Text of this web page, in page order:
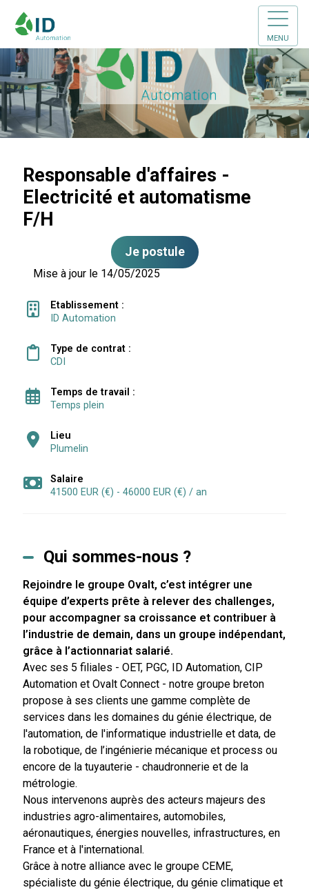
MENU
Responsable d'affaires -
Electricité et automatisme
F/H
Je postule
Mise à jour le 14/05/2025
Etablissement :
ID Automation
Type de contrat :
CDI
Temps de travail :
Temps plein
Lieu
Plumelin
Salaire
41500 EUR (€) - 46000 EUR (€) / an
Qui sommes-nous ?
Rejoindre le groupe Ovalt, c’est intégrer une
équipe d’experts prête à relever des challenges,
pour accompagner sa croissance et contribuer à
l’industrie de demain, dans un groupe indépendant,
grâce à l’actionnariat salarié.
Avec ses 5 filiales - OET, PGC, ID Automation, CIP
Automation et Ovalt Connect - notre groupe breton
propose à ses clients une gamme complète de
services dans les domaines du génie électrique, de
l'automation, de l'informatique industrielle et data, de
la robotique, de l’ingénierie mécanique et process ou
encore de la tuyauterie - chaudronnerie et de la
métrologie.
Nous intervenons auprès des acteurs majeurs des
industries agro-alimentaires, automobiles,
aéronautiques, énergies nouvelles, infrastructures, en
France et à l'international.
Grâce à notre alliance avec le groupe CEME,
spécialiste du génie électrique, du génie climatique et